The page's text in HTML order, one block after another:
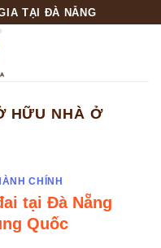
TẠI ĐÀ NẴNG
HỮU NHÀ Ở
CHÍNH
tại Đà Nẵng
Quốc